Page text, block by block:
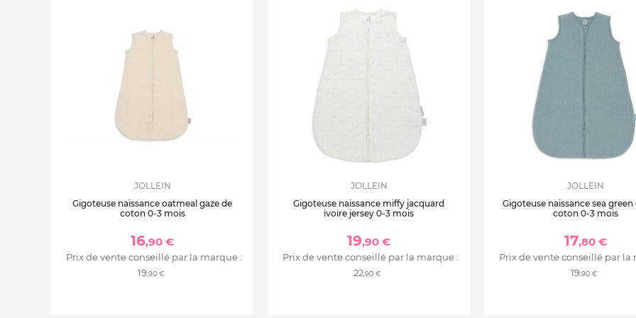
JOLLEIN
Gigoteuse naissance oatmeal gaze de
coton 0-3 mois
16,90 €
Prix de vente conseillé par la marque :
19,90 €
JOLLEIN
Gigoteuse naissance miffy jacquard
ivoire jersey 0-3 mois
19,90 €
Prix de vente conseillé par la marque :
22,90 €
JOLLEIN
Gigoteuse naissance sea green
coton 0-3 mois
17,80 €
Prix de vente conseillé par la
19,90 €